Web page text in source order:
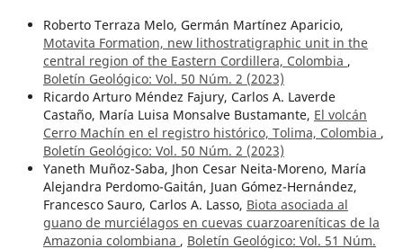
Roberto Terraza Melo, Germán Martínez Aparicio,
Motavita Formation, new lithostratigraphic unit in the
central region of the Eastern Cordillera, Colombia ,
Boletín Geológico: Vol. 50 Núm. 2 (2023)
Ricardo Arturo Méndez Fajury, Carlos A. Laverde
Castaño, María Luisa Monsalve Bustamante, El volcán
Cerro Machín en el registro histórico, Tolima, Colombia ,
Boletín Geológico: Vol. 50 Núm. 2 (2023)
Yaneth Muñoz-Saba, Jhon Cesar Neita-Moreno, María
Alejandra Perdomo-Gaitán, Juan Gómez-Hernández,
Francesco Sauro, Carlos A. Lasso, Biota asociada al
guano de murciélagos en cuevas cuarzoareníticas de la
Amazonia colombiana , Boletín Geológico: Vol. 51 Núm.